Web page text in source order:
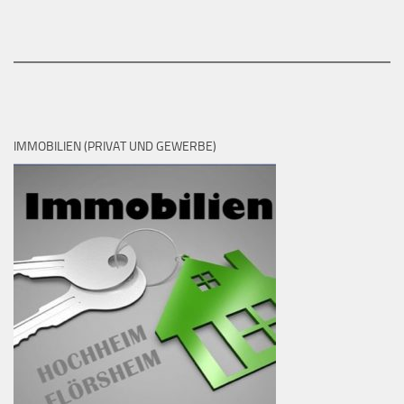
IMMOBILIEN (PRIVAT UND GEWERBE)